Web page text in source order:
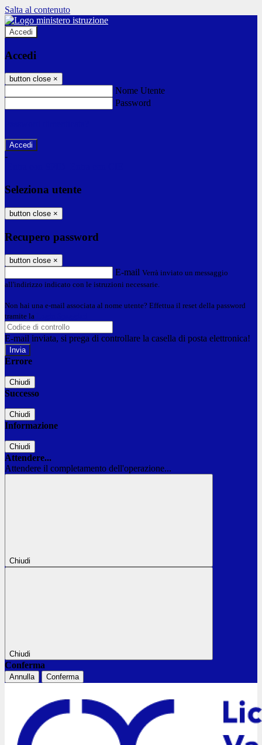
Salta al contenuto
Accedi
Accedi
button close ×
Nome Utente
Password
-
Seleziona utente
button close ×
Recupero password
button close ×
E-mail Verrà inviato un messaggio
all'indirizzo indicato con le istruzioni necessarie.
Non hai una e-mail associata al nome utente? Effettua il reset della password
tramite la
E-mail inviata, si prega di controllare la casella di posta elettronica!
Errore
Chiudi
Successo
Chiudi
Informazione
Chiudi
Attendere...
Attendere il completamento dell'operazione...
Chiudi
Chiudi
Conferma
Annulla Conferma